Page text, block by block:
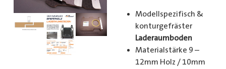
Modellspezifisch &
konturgefräster
Laderaumboden
Materialstärke 9 –
12mm Holz / 10mm